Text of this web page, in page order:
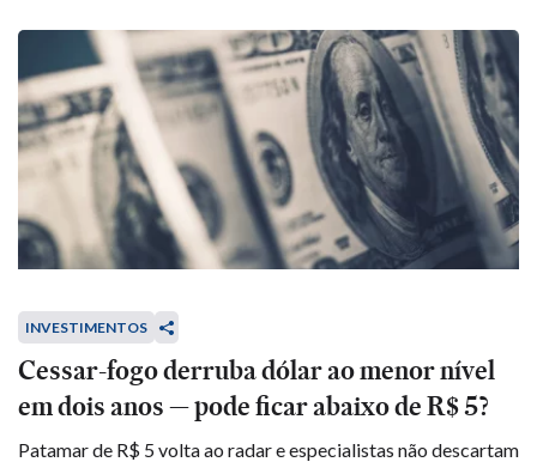
INVESTIMENTOS
Cessar-fogo derruba dólar ao menor nível
em dois anos — pode ficar abaixo de R$ 5?
Patamar de R$ 5 volta ao radar e especialistas não descartam